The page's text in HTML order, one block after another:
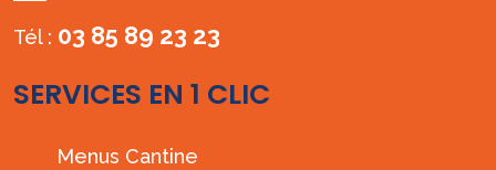
Tél : 03 85 89 23 23
SERVICES EN 1 CLIC
Menus Cantine